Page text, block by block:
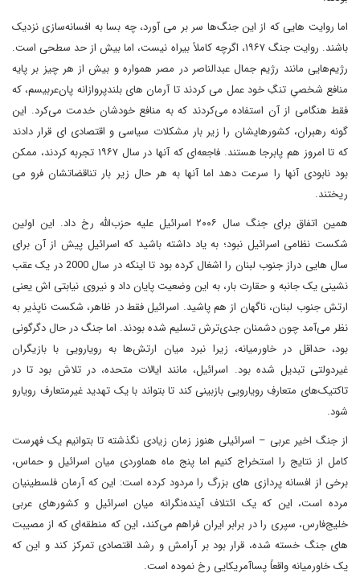
اما روایت هایی که از این جنگ‌ها سر بر می آورد، چه بسا به افسانه‌سازی نزدیک
باشند. روایت جنگ ۱۹۶۷، اگرچه کاملاً بیراه نیست، اما بیش از حد سطحی است.
رژیم‌هایی مانند رژیم جمال عبدالناصر در مصر همواره و بیش از هر چیز بر پایه
منافع شخصیِ تنگِ خود عمل می کردند تا آرمان های بلندپروازانه پان‌عربیسم، که
فقط هنگامی از آن استفاده می‌کردند که به منافع خودشان خدمت می‌کرد. این
گونه رهبران، کشورهایشان را زیر بار مشکلات سیاسی و اقتصادی ای قرار دادند
که تا امروز هم پابرجا هستند. فاجعه‌ای که آنها در سال ۱۹۶۷ تجربه کردند، ممکن
بود نابودی آنها را سرعت دهد اما آ‌نها به هر حال زیر بار تناقضاتشان فرو می
ریختند.
همین اتفاق برای جنگ سال ۲۰۰۶ اسرائیل علیه حزب‌الله رخ داد. این اولین
شکست نظامی اسرائیل نبود؛ به یاد داشته باشید که اسرائیل پیش از آن برای
سال هایی دراز جنوب لبنان را اشغال کرده بود تا اینکه در سال 2000 در یک عقب
نشینی یک جانبه و حقارت بار، به این وضعیت پایان داد و نیروی نیابتی اش یعنی
ارتش جنوب لبنان، ناگهان از هم پاشید. اسرائیل فقط در ظاهر، شکست ناپذیر به
نظر می‌آمد چون دشمنان جدی‌ترش تسلیم شده بودند. اما جنگ در حال دگرگونی
بود، حداقل در خاورمیانه، زیرا نبرد میان ارتش‌ها به رویارویی با بازیگران
غیردولتی تبدیل شده بود. اسرائیل، مانند ایالات متحده، در تلاش بود تا در
تاکتیک‌های متعارفِ رویارویی بازبینی کند تا بتواند با یک تهدید غیرمتعارف رویارو
شود.
از جنگ اخیر عربی – اسرائیلی هنوز زمان زیادی نگذشته تا بتوانیم یک فهرست
کامل از نتایج را استخراج کنیم اما پنج ماه هماوردی میان اسرائیل و حماس،
برخی از افسانه پردازی های بزرگ را مردود کرده است: این که آرمان فلسطینیان
مرده است، این که یک ائتلاف آینده‌نگرانه میان اسرائیل و کشورهای عربی
خلیج‌فارس، سپری را در برابر ایران فراهم می‌کند، این که منطقه‌ای که از مصیبت
های جنگ خسته شده، قرار بود بر آرامش و رشد اقتصادی تمرکز کند و این که
یک خاورمیانه واقعاً پساآمریکایی رخ نموده است.